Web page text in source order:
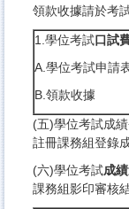
領款收據請於考
1.學位考試口試
A.學位考試申請
B.領款收據
(五)學位考試成
註冊課務組登錄
(六)學位考試成
課務組影印審核